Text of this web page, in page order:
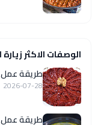
الوصفات الاكثر زيارة
طريقة عمل
2026-07-28
‏طريقة عمل